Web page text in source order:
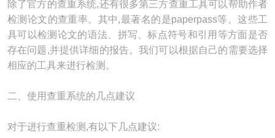
除了官方的查重系统,还有很多第三方查重工具可以帮助作者
检测论文的查重率。其中,最著名的是paperpass等。这些工
具可以检测论文的语法、拼写、标点符号和引用等方面是否
存在问题,并提供详细的报告。我们可以根据自己的需要选择
相应的工具来进行检测。
二、使用查重系统的几点建议
对于进行查重检测,有以下几点建议: